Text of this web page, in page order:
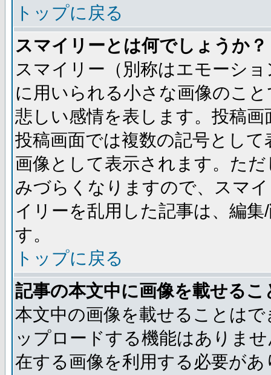
トップに戻る
スマイリーとは何でしょうか？
スマイリー（別称はエモーシ
に用いられる小さな画像のこ
悲しい感情を表します。投稿
投稿画面では複数の記号とし
画像として表示されます。た
みづらくなりますので、スマ
イリーを乱用した記事は、編
す。
トップに戻る
記事の本文中に画像を載せる
本文中の画像を載せることは
ップロードする機能はありま
在する画像を利用する必要が